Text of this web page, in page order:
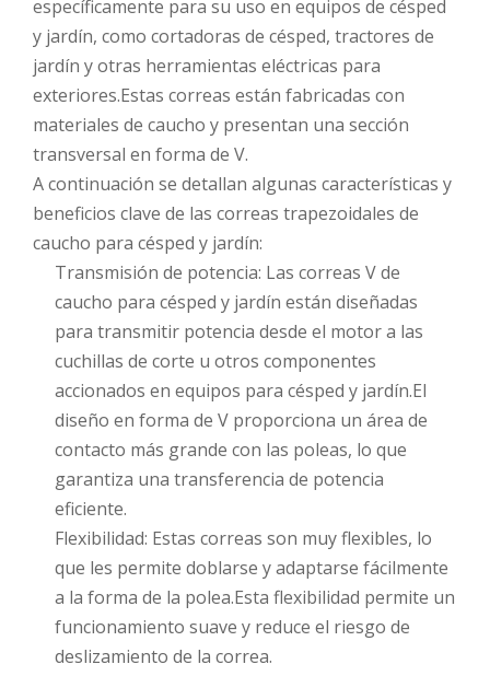
específicamente para su uso en equipos de césped
y jardín, como cortadoras de césped, tractores de
jardín y otras herramientas eléctricas para
exteriores.Estas correas están fabricadas con
materiales de caucho y presentan una sección
transversal en forma de V.
A continuación se detallan algunas características y
beneficios clave de las correas trapezoidales de
caucho para césped y jardín:
Transmisión de potencia: Las correas V de
caucho para césped y jardín están diseñadas
para transmitir potencia desde el motor a las
cuchillas de corte u otros componentes
accionados en equipos para césped y jardín.El
diseño en forma de V proporciona un área de
contacto más grande con las poleas, lo que
garantiza una transferencia de potencia
eficiente.
Flexibilidad: Estas correas son muy flexibles, lo
que les permite doblarse y adaptarse fácilmente
a la forma de la polea.Esta flexibilidad permite un
funcionamiento suave y reduce el riesgo de
deslizamiento de la correa.